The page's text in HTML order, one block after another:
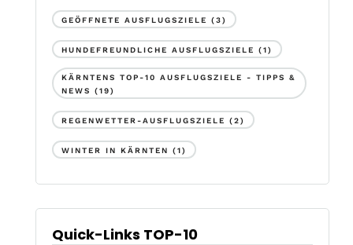
GEÖFFNETE AUSFLUGSZIELE (3)
HUNDEFREUNDLICHE AUSFLUGSZIELE (1)
KÄRNTENS TOP-10 AUSFLUGSZIELE - TIPPS &
NEWS
(19)
REGENWETTER-AUSFLUGSZIELE (2)
WINTER IN KÄRNTEN (1)
Quick-Links TOP-10